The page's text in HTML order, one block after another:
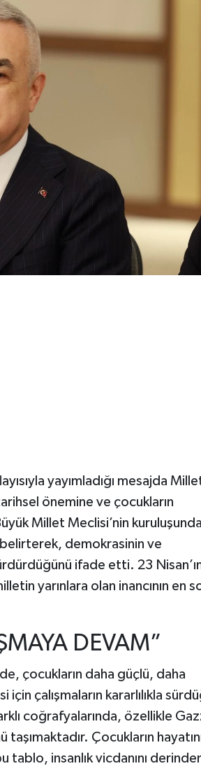
yayımladığı mesajda
önemine ve çocukların
Millet Meclisi’nin
demokrasinin ve
ifade etti. 23
yarınlara olan inancının en
DEVAM”
çocukların daha güçlü, daha
çalışmaların kararlılıkla
coğrafyalarında, özellikle
Çocukların
tablo, insanlık vicdanını